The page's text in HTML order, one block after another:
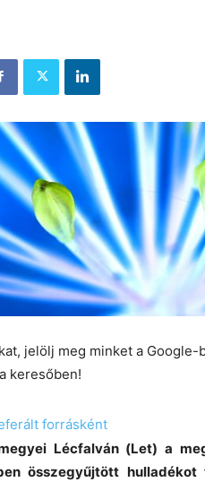
jelölj meg minket a
keresőben!
forrásként
Lécfalván (Let) a
összegyűjtött